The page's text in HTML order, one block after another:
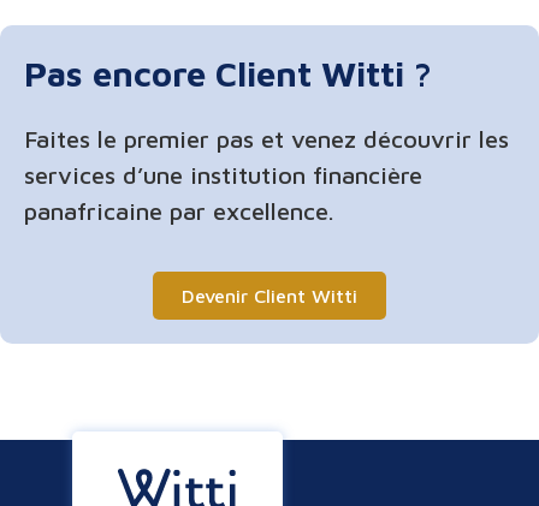
Pas encore Client Witti ?
Faites le premier pas et venez découvrir les
services d’une institution financière
panafricaine par excellence.
Devenir Client Witti